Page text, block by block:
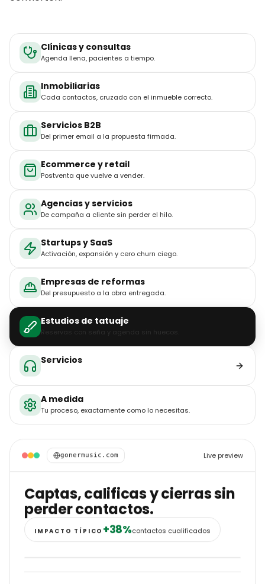
Inmobiliarias
Servicios B2B
Ecommerce y retail
Agencias y servicios
Startups y SaaS
Empresas de reformas
Estudios de tatuaje
Servicios
tu-nicho.com Live preview
Tu proceso, exactamente
IMPACTO TÍPICO100%adaptado a ti